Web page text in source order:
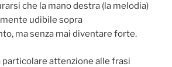
che la mano destra (la melodia)
udibile sopra
ma senza mai diventare forte.
particolare attenzione alle frasi